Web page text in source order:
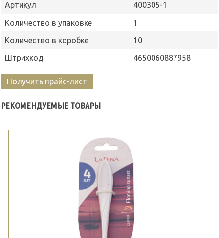
Артикул
400305-1
Количество в упаковке
1
Количество в коробке
10
Штрихкод
4650060887958
Получить прайс-лист
РЕКОМЕНДУЕМЫЕ ТОВАРЫ